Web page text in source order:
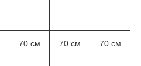
70 см 70 см 70 см